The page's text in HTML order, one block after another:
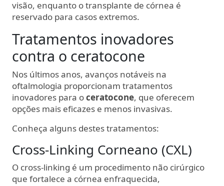
visão, enquanto o transplante de córnea é
reservado para casos extremos.
Tratamentos inovadores
contra o ceratocone
Nos últimos anos, avanços notáveis na
oftalmologia proporcionam tratamentos
inovadores para oceratocone, que oferecem
opções mais eficazes e menos invasivas.
Conheça alguns destes tratamentos:
Cross-Linking Corneano (CXL)
O cross-linking é um procedimento não cirúrgico
que fortalece a córnea enfraquecida,